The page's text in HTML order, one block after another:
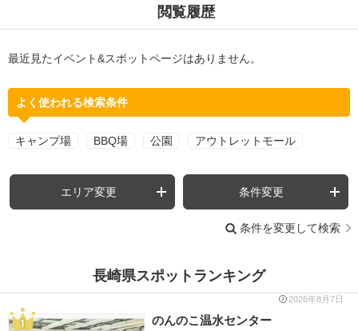
閲覧履歴
最近見たイベント&スポットページはありません。
よく使われる検索条件
キャンプ場 BBQ場 公園 アウトレットモール
エリア変更 条件変更
条件を変更して検索
長崎県スポットランキング
2026年8月7日
のんのこ温水センター